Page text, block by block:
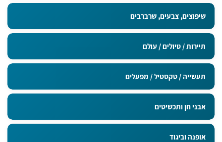
מדבקות בגודל 9x5 ס"מ
שיפוצים, צבעים, שרברבים
תיירות / טיולים / עולם
תעשייה / טקסטיל / מפעלים
אבני חן ותכשיטים
אופנה וביגוד